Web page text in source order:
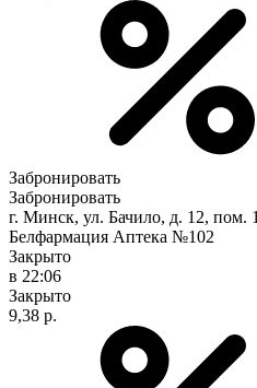
Забронировать
Забронировать
г. Минск, ул. Бачило, д. 12, пом. 1
Белфармация Аптека №102
Закрыто
в 22:06
Закрыто
9,38 р.